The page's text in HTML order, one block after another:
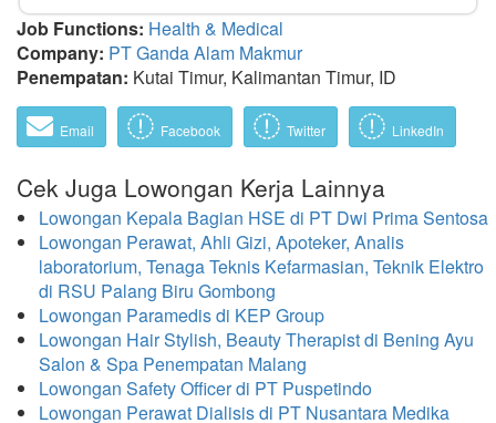
Job Functions: Health & Medical
Company: PT Ganda Alam Makmur
Penempatan: Kutai Timur, Kalimantan Timur, ID
Email Facebook Twitter LinkedIn
Cek Juga Lowongan Kerja Lainnya
Lowongan Kepala Bagian HSE di PT Dwi Prima Sentosa
Lowongan Perawat, Ahli Gizi, Apoteker, Analis
laboratorium, Tenaga Teknis Kefarmasian, Teknik Elektro
di RSU Palang Biru Gombong
Lowongan Paramedis di KEP Group
Lowongan Hair Stylish, Beauty Therapist di Bening Ayu
Salon & Spa Penempatan Malang
Lowongan Safety Officer di PT Puspetindo
Lowongan Perawat Dialisis di PT Nusantara Medika